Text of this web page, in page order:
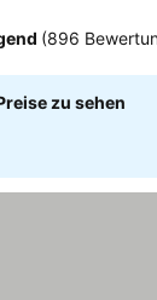
(896
zu sehen